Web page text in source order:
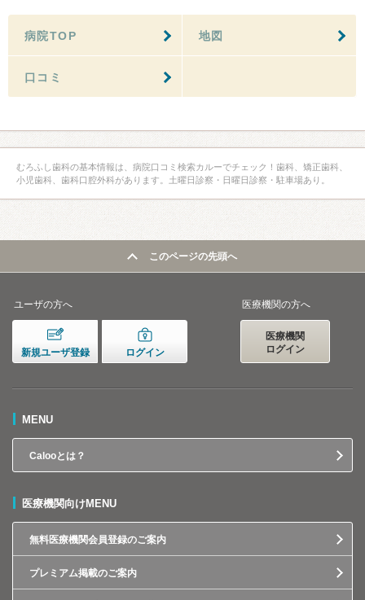
病院TOP 地図
口コミ
むろふし歯科の基本情報は、病院口コミ検索カルーでチェック！歯科、矯正歯科、
小児歯科、歯科口腔外科があります。土曜日診察・日曜日診察・駐車場あり。
このページの先頭へ
ユーザの方へ
新規ユーザ登録 ログイン
医療機関の方へ
医療機関
ログイン
MENU
Calooとは？
医療機関向けMENU
無料医療機関会員登録のご案内
プレミアム掲載のご案内